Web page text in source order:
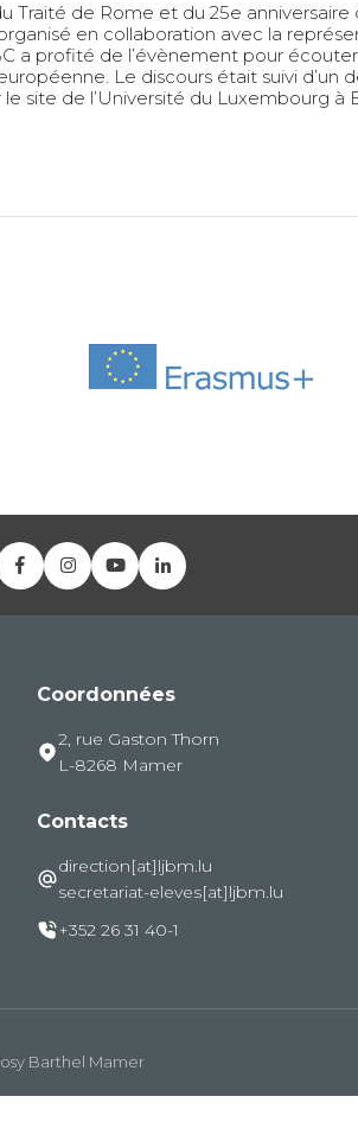
Traité de Rome et du 25e
en collaboration avec la
a profité de l’évènement pour
Le discours était suivi
site de l’Université du Luxembourg à
Coordonnées
2, rue Gaston Thorn
L-8268 Mamer
Contacts
direction[at]ljbm.lu
secretariat-eleves[at]ljbm.lu
+352 26 31 40-1
Barthel Mamer